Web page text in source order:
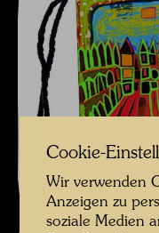
Cookie-
Wir verwenden
Anzeigen zu
soziale Medien